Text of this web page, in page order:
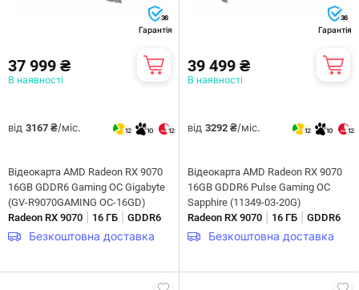
36
Гарантія
37 999 ₴
В наявності
від 3167 ₴/міс. 12 10 12
Відеокарта AMD Radeon RX 9070
16GB GDDR6 Gaming OC Gigabyte
(GV-R9070GAMING OC-16GD)
Radeon RX 9070
16 ГБ GDDR6
Безкоштовна доставка
36
Гарантія
39 499 ₴
В наявності
від 3292 ₴/міс. 12 10 12
Відеокарта AMD Radeon RX 9070
16GB GDDR6 Pulse Gaming OC
Sapphire (11349-03-20G)
Radeon RX 9070
16 ГБ GDDR6
Безкоштовна доставка